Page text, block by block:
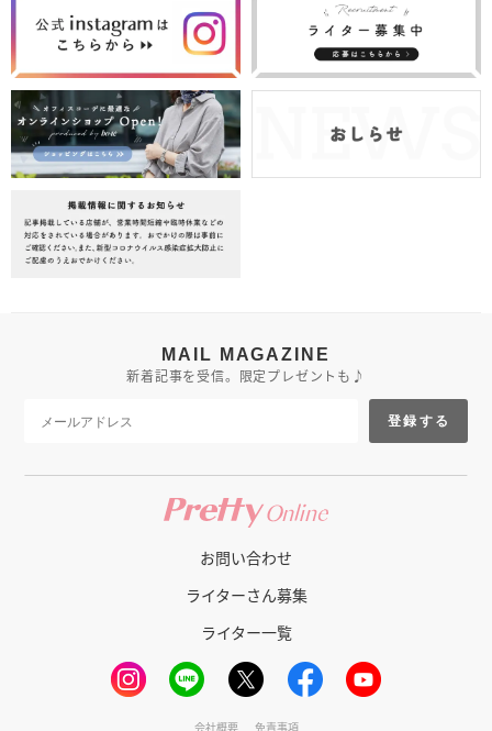
MAIL MAGAZINE
新着記事を受信。限定プレゼントも♪
登録する
お問い合わせ
ライターさん募集
ライター一覧
会社概要 免責事項